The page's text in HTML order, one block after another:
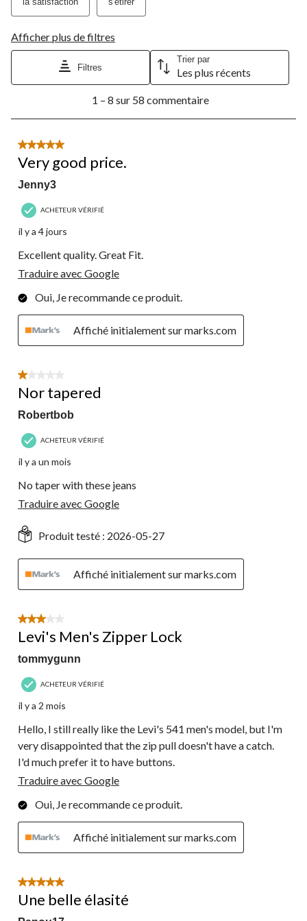
Afficher plus de filtres
Filtres
Trier par
Les plus récents
8
58
commentaire.
1 – 8 sur 58 commentaire
5 étoile(s) sur 5.
Very good price.
Jenny3
ACHETEUR VÉRIFIÉ
il y a 4 jours
Excellent quality. Great Fit.
Traduire avec Google
Oui, Je recommande ce produit.
Affiché initialement sur marks.com
1 étoile(s) sur 5.
Nor tapered
Robertbob
ACHETEUR VÉRIFIÉ
il y a un mois
No taper with these jeans
Traduire avec Google
Produit testé : 2026-05-27
Affiché initialement sur marks.com
3 étoile(s) sur 5.
Levi's Men's Zipper Lock
tommygunn
ACHETEUR VÉRIFIÉ
il y a 2 mois
Hello, I still really like the Levi's 541 men's model, but I'm
very disappointed that the zip pull doesn't have a catch.
I'd much prefer it to have buttons.
Traduire avec Google
Oui, Je recommande ce produit.
Affiché initialement sur marks.com
5 étoile(s) sur 5.
Une belle élasité